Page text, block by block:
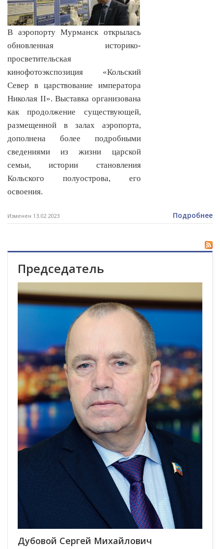
В аэропорту Мурманск открылась
обновленная историко-
просветительская
кинофотоэкспозиция «Кольский
Север в царствование императора
Николая II». Выставка организована
как продолжение существующей,
размещенной в залах аэропорта,
дополнена более подробными
сведениями из жизни царской
семьи, истории становления
Кольского полуострова, его
освоения.
Изменен 13.02.2023 Подробнее
Председатель
Дубовой Сергей Михайлович